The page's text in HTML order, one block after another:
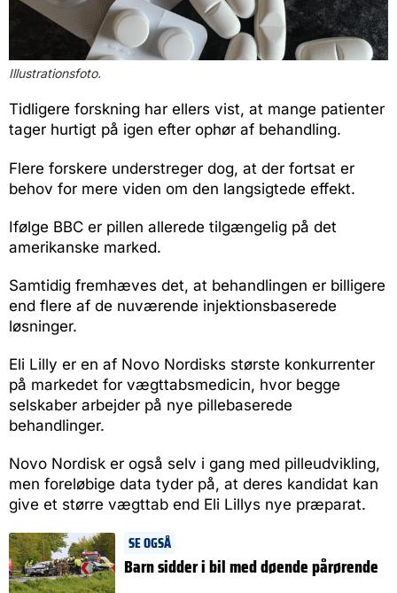
Illustrationsfoto.
Tidligere forskning har ellers vist, at mange patienter
tager hurtigt på igen efter ophør af behandling.
Flere forskere understreger dog, at der fortsat er
behov for mere viden om den langsigtede effekt.
Ifølge BBC er pillen allerede tilgængelig på det
amerikanske marked.
Samtidig fremhæves det, at behandlingen er billigere
end flere af de nuværende injektionsbaserede
løsninger.
Eli Lilly er en af Novo Nordisks største konkurrenter
på markedet for vægttabsmedicin, hvor begge
selskaber arbejder på nye pillebaserede
behandlinger.
Novo Nordisk er også selv i gang med pilleudvikling,
men foreløbige data tyder på, at deres kandidat kan
give et større vægttab end Eli Lillys nye præparat.
SE OGSÅ
Barn sidder i bil med døende pårørende